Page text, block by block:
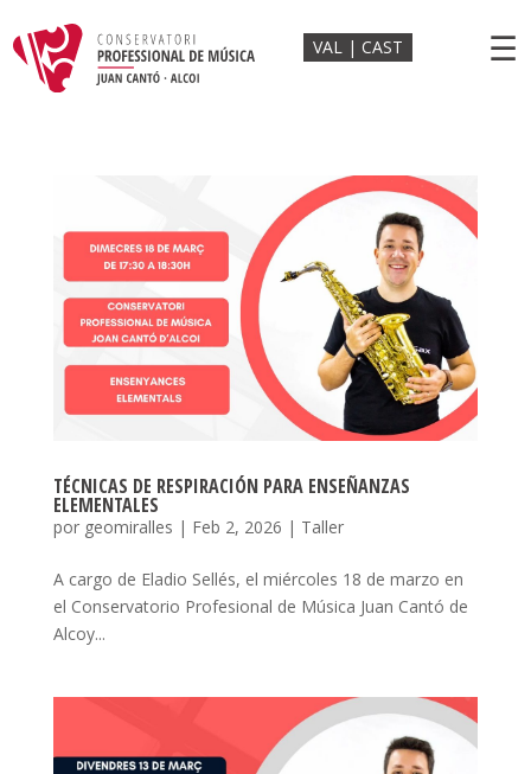
VAL CAST ☰
TÉCNICAS DE RESPIRACIÓN PARA ENSEÑANZAS
ELEMENTALES
por geomiralles | Feb 2, 2026 | Taller
A cargo de Eladio Sellés, el miércoles 18 de marzo en
el Conservatorio Profesional de Música Juan Cantó de
Alcoy...